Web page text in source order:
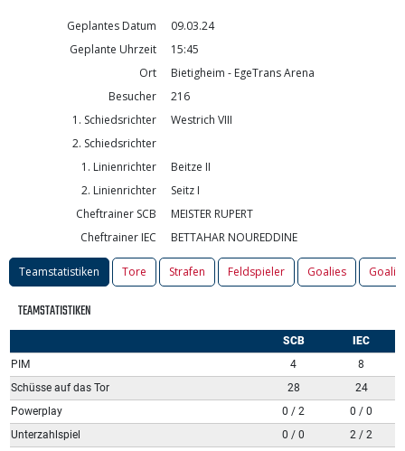
Geplantes Datum
09.03.24
Geplante Uhrzeit
15:45
Ort
Bietigheim - EgeTrans Arena
Besucher
216
1. Schiedsrichter
Westrich VIII
2. Schiedsrichter
1. Linienrichter
Beitze II
2. Linienrichter
Seitz I
Cheftrainer SCB
MEISTER RUPERT
Cheftrainer IEC
BETTAHAR NOUREDDINE
Teamstatistiken Tore Strafen Feldspieler Goalies
TEAMSTATISTIKEN
SCB
IEC
PIM
4
8
Schüsse auf das Tor
28
24
Powerplay
0 / 2
0 / 0
Unterzahlspiel
0 / 0
2 / 2